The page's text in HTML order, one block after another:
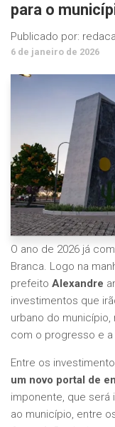
para o
Publicado por:
6 de janeiro de 2026
O ano de 2026 já
Branca. Logo na
prefeito Alexandre
investimentos que
urbano do
com o progresso e a
Entre os
um novo portal de
imponente, que será
ao município, entre